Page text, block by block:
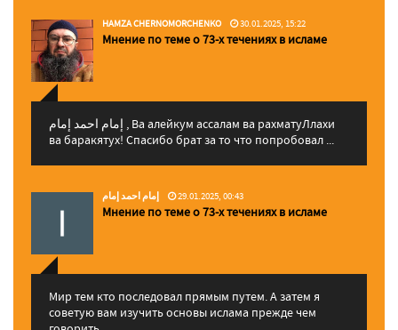
HAMZA CHERNOMORCHENKO 30.01.2025, 15:22
Мнение по теме о 73-х течениях в исламе
إمام احمد إمام , Ва алейкум ассалам ва рахматуЛлахи
ва баракятух! Спасибо брат за то что попробовал ...
إمام احمد إمام 29.01.2025, 00:43
Мнение по теме о 73-х течениях в исламе
Мир тем кто последовал прямым путем. А затем я
советую вам изучить основы ислама прежде чем